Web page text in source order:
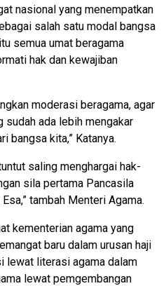
nasional yang menempatkan
salah satu modal bangsa
semua umat beragama
hak dan kewajiban
moderasi beragama, agar
sudah ada lebih mengakar
bangsa kita,” Katanya.
saling menghargai hak-
sila pertama Pancasila
tambah Menteri Agama.
kementerian agama yang
baru dalam urusan haji
lewat literasi agama dalam
lewat pemgembangan